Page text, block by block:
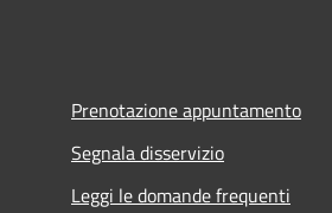
Prenotazione appuntamento
Segnala disservizio
Leggi le domande frequenti